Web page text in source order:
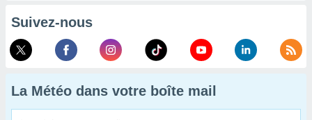
Suivez-nous
La Météo dans votre boîte mail